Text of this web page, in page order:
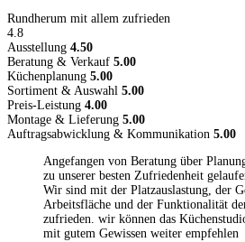
Rundherum mit allem zufrieden
4.8
Ausstellung 4.50
Beratung & Verkauf 5.00
Küchenplanung 5.00
Sortiment & Auswahl 5.00
Preis-Leistung 4.00
Montage & Lieferung 5.00
Auftragsabwicklung & Kommunikation 5.00
Angefangen von Beratung über
zu unserer besten Zufriedenheit
Wir sind mit der Platzauslastung, der
Arbeitsfläche und der Funktionalität
zufrieden. wir können das
mit gutem Gewissen weiter empfehlen